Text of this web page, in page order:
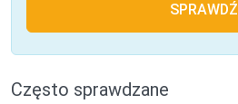
SPRAWDŹ
Często sprawdzane